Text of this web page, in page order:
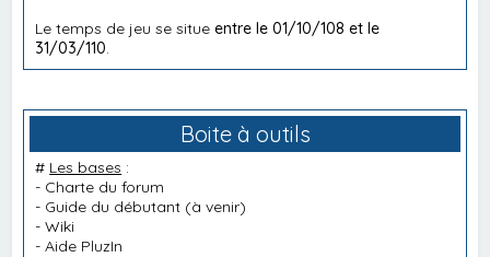
Le temps de jeu se situeentre le 01/10/108 et le
31/03/110
Boite à outils
# Les bases :
- Charte du forum
- Guide du débutant (à venir)
-Wiki
-Aide PluzIn